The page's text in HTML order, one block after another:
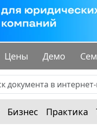
Цены Демо
Бизнес Практика